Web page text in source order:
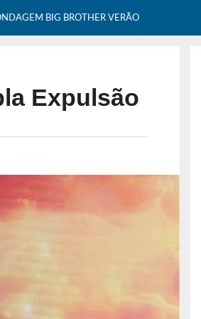
BIG BROTHER VERÃO
Expulsão